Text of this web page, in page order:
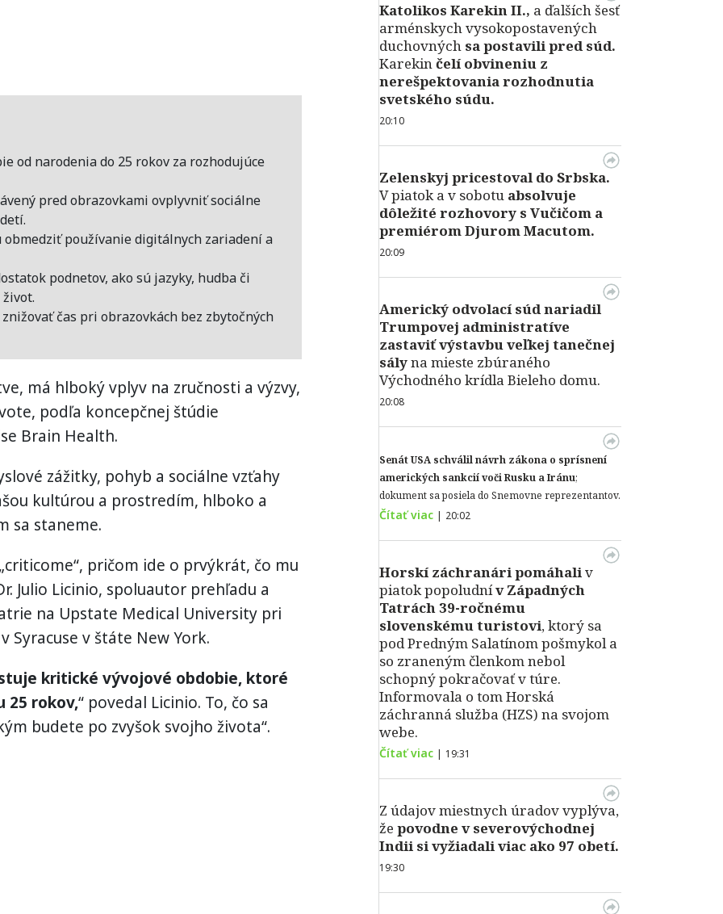
od narodenia do 25 rokov za rozhodujúce
pred obrazovkami ovplyvniť sociálne
používanie digitálnych zariadení a
podnetov, ako sú jazyky, hudba či
čas pri obrazovkách bez zbytočných
má hlboký vplyv na zručnosti a výzvy,
podľa koncepčnej štúdie
Brain Health.
zážitky, pohyb a sociálne vzťahy
kultúrou a prostredím, hlboko a
sa staneme.
pričom ide o prvýkrát, čo mu
Julio Licinio, spoluautor prehľadu a
na Upstate Medical University pri
Syracuse v štáte New York.
kritické vývojové obdobie, ktoré
25 rokov,“ povedal Licinio. To, čo sa
budete po zvyšok svojho života“.
Katolikos Karekin II., a ďalších šesť
arménskych vysokopostavených
duchovných sa postavili pred súd.
Karekinčelí obvineniu z
nerešpektovania rozhodnutia
svetského súdu.
20:10
Zelenskyj pricestoval do Srbska.
V piatok a v sobotu absolvuje
dôležité rozhovory s Vučičom a
premiérom Djurom Macutom.
20:09
Americký odvolací súd nariadil
Trumpovej administratíve
zastaviť výstavbu veľkej tanečnej
sályna mieste zbúraného
Východného krídla Bieleho domu.
20:08
Senát USA schválil návrh zákona o sprísnení
amerických sankcií voči Rusku a Iránu;
dokument sa posiela do Snemovne reprezentantov.
Čítať viac | 20:02
Horskí záchranári pomáhaliv
piatok popoludnív Západných
Tatrách 39-ročnému
slovenskému turistovi, ktorý sa
pod Predným Salatínom pošmykol a
so zraneným členkom nebol
schopný pokračovať v túre.
Informovala o tom Horská
záchranná služba (HZS) na svojom
webe.
Čítať viac | 19:31
Z údajov miestnych úradov vyplýva,
že povodne v severovýchodnej
Indii si vyžiadali viac ako 97 obetí.
19:30